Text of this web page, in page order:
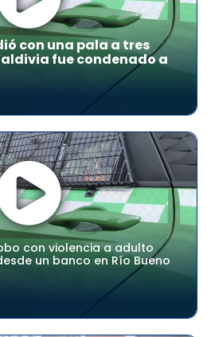
con una pala a tres
fue condenado a
con violencia a adulto
un banco en Río Bueno